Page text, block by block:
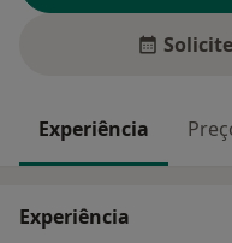
Experiência
Experiência